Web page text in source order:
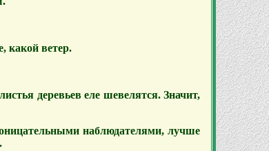
какой ветер.
деревьев еле шевелятся. Значит,
наблюдателями, лучше